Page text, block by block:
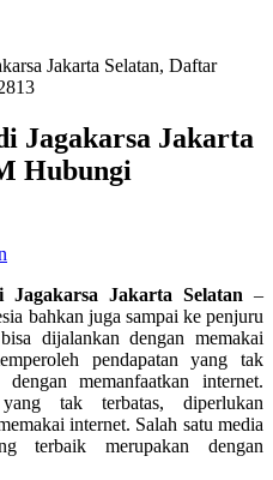
Jakarta Selatan, Daftar
Jagakarsa Jakarta
Hubungi
Jakarta Selatan –
bahkan juga sampai ke penjuru
dijalankan dengan memakai
pendapatan yang tak
memanfaatkan internet.
tak terbatas, diperlukan
internet. Salah satu media
terbaik merupakan dengan